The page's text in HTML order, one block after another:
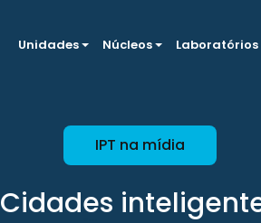
Unidades Núcleos Laboratórios
IPT na mídia
Cidades